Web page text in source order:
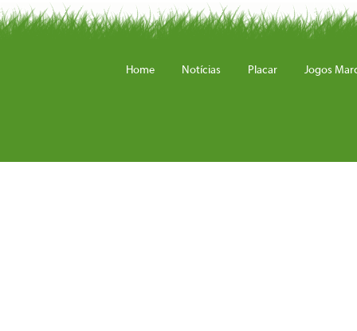
Home Notícias Placar Jogos